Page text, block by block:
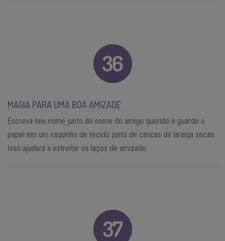
MAGIA PARA UMA BOA AMIZADE
Escreva seu nome junto do nome do amigo querido e guarde o
papel em um saquinho de tecido junto de cascas de laranja secas.
Isso ajudará a estreitar os laços de amizade.